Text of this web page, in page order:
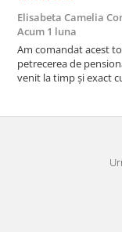
Elisabeta Camelia
Acum 1 luna
Am comandat acest
petrecerea de
venit la timp și exact
echipei, felicitări
ce faceți! A fost